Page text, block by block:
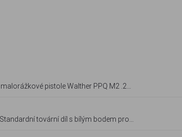
tovární díl s bílým bodem pro